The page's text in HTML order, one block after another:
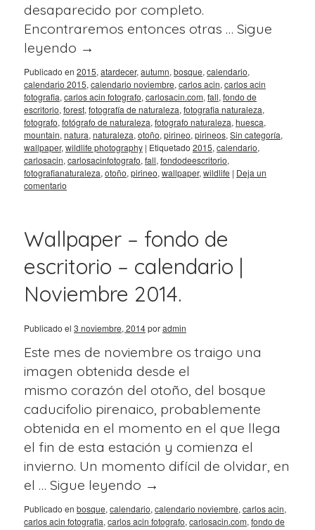
desaparecido por completo.
Encontraremos entonces otras … Sigue
leyendo →
Publicado en 2015, atardecer, autumn, bosque, calendario,
calendario 2015, calendario noviembre, carlos acin, carlos acin
fotografia, carlos acin fotografo, carlosacin.com, fall, fondo de
escritorio, forest, fotografía de naturaleza, fotografia naturaleza,
fotografo, fotógrafo de naturaleza, fotografo naturaleza, huesca,
mountain, natura, naturaleza, otoño, pirineo, pirineos, Sin categoría,
wallpaper, wildlife photography | Etiquetado 2015, calendario,
carlosacin, carlosacinfotografo, fall, fondodeescritorio,
fotografianaturaleza, otoño, pirineo, wallpaper, wildlife | Deja un
comentario
Wallpaper – fondo de
escritorio – calendario |
Noviembre 2014.
Publicado el 3 noviembre, 2014poradmin
Este mes de noviembre os traigo una
imagen obtenida desde el
mismo corazón del otoño, del bosque
caducifolio pirenaico, probablemente
obtenida en el momento en el que llega
el fin de esta estación y comienza el
invierno. Un momento difícil de olvidar, en
el … Sigue leyendo →
Publicado en bosque, calendario, calendario noviembre, carlos acin,
carlos acin fotografia, carlos acin fotografo, carlosacin.com, fondo de